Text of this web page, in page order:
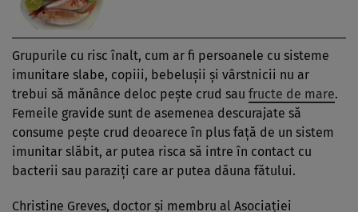
Grupurile cu risc înalt, cum ar fi persoanele cu sisteme
imunitare slabe, copiii, bebeluşii şi vârstnicii nu ar
trebui să mănânce deloc peşte crud sau fructe de mare.
Femeile gravide sunt de asemenea descurajate să
consume peşte crud deoarece în plus faţă de un sistem
imunitar slăbit, ar putea risca să intre în contact cu
bacterii sau paraziţi care ar putea dăuna fătului.
Christine Greves, doctor şi membru al Asociaţiei